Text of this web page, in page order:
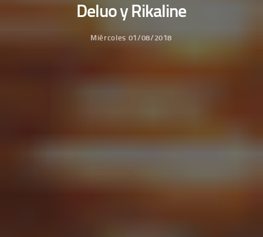
Deluo y Rikaline
Miércoles 01/08/2018